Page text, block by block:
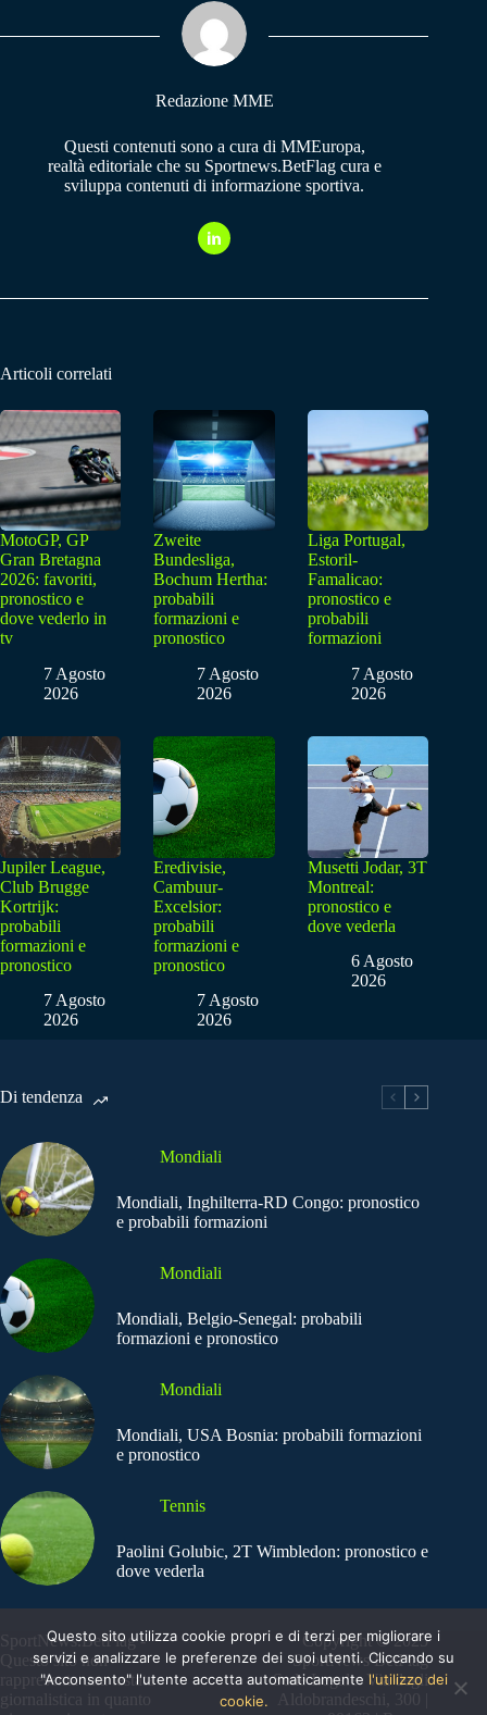
pp m
Redazione MME
Questi contenuti sono a cura di MMEuropa,
realtà editoriale che su Sportnews.BetFlag cura e
sviluppa contenuti di informazione sportiva.
Articoli correlati
MotoGP, GP
Gran Bretagna
2026: favoriti,
pronostico e
dove vederlo in
tv
7 Agosto
2026
Zweite
Bundesliga,
Bochum Hertha:
probabili
formazioni e
pronostico
7 Agosto
2026
Liga Portugal,
Estoril-
Famalicao:
pronostico e
probabili
formazioni
7 Agosto
2026
Jupiler League,
Club Brugge
Kortrijk:
probabili
formazioni e
pronostico
7 Agosto
2026
Eredivisie,
Cambuur-
Excelsior:
probabili
formazioni e
pronostico
7 Agosto
2026
Musetti Jodar, 3T
Montreal:
pronostico e
dove vederla
6 Agosto
2026
Di tendenza
Mondiali
Mondiali, Inghilterra-RD Congo: pronostico
e probabili formazioni
Mondiali
Mondiali, Belgio-Senegal: probabili
formazioni e pronostico
Mondiali
Mondiali, USA Bosnia: probabili formazioni
e pronostico
Tennis
Paolini Golubic, 2T Wimbledon: pronostico e
dove vederla
SportNews.BetFlag -
Questo sito non
rappresenta una testata
giornalistica in quanto
Copyright © 2025
SportNews BetFlag
Sede Legale: Via degli
Aldobrandeschi, 300 |
Questo sito utilizza cookie propri e di terzi per migliorare i
servizi e analizzare le preferenze dei suoi utenti. Cliccando su
"Acconsento" l'utente accetta automaticamente l'utilizzo dei
cookie.